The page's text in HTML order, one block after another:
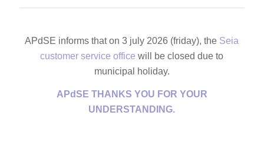
APdSE informs that on 3 july 2026 (friday), the Seia
customer service office will be closed due to
municipal holiday.
APdSE THANKS YOU FOR YOUR
UNDERSTANDING.